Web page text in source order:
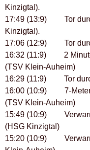
Kinzigtal).
17:49 (13:9) Tor
Kinzigtal).
17:06 (12:9) Tor
16:32 (11:9) 2
(TSV Klein-Auheim)
16:29 (11:9) Tor
16:00 (10:9) 7-Meter
(TSV Klein-Auheim)
15:49 (10:9)
(HSG Kinzigtal)
15:20 (10:9)